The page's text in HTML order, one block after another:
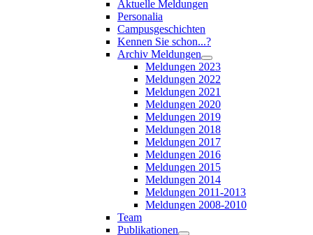
Aktuelle Meldungen
Personalia
Campusgeschichten
Kennen Sie schon...?
Archiv Meldungen
Meldungen 2023
Meldungen 2022
Meldungen 2021
Meldungen 2020
Meldungen 2019
Meldungen 2018
Meldungen 2017
Meldungen 2016
Meldungen 2015
Meldungen 2014
Meldungen 2011-2013
Meldungen 2008-2010
Team
Publikationen